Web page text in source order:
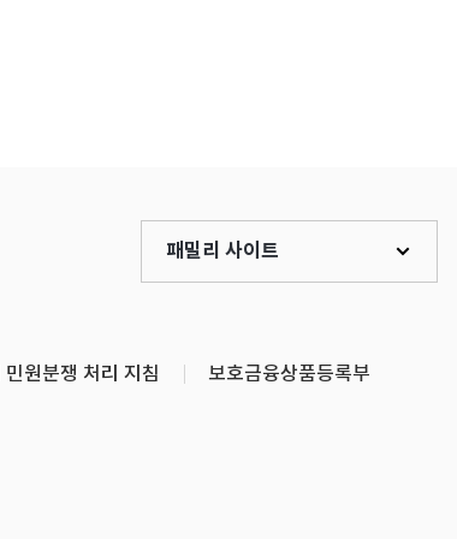
원분쟁 처리 지침 보호금융상품등록부
패밀리 사이트